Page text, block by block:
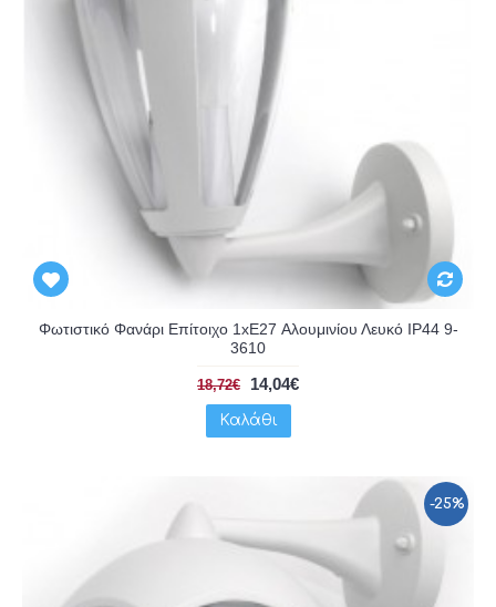
Φωτιστικό Φανάρι Επίτοιχο 1xE27 Αλουμινίου Λευκό IP44 9-
3610
18,72€ 14,04€
Καλάθι
-25%